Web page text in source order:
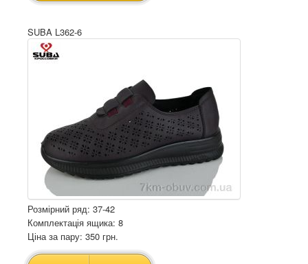
SUBA L362-6
Розмірний ряд: 37-42
Комплектація ящика: 8
Ціна за пару: 350 грн.